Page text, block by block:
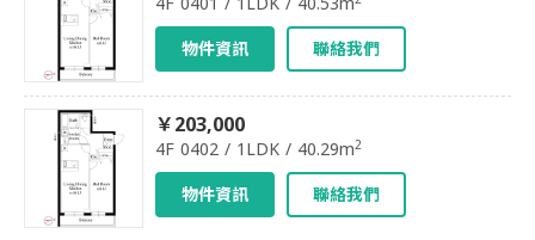
物件資訊 聯絡我們
￥203,000
4F 0402 / 1LDK / 40.29m2
物件資訊 聯絡我們